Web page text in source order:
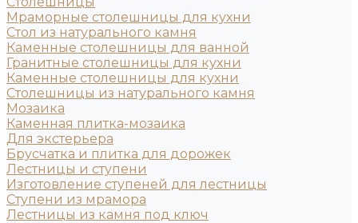
Мраморные столешницы для кухни
Стол из натурального камня
Каменные столешницы для ванной
Гранитные столешницы для кухни
Каменные столешницы для кухни
Столешницы из натурального камня
Мозаика
Каменная плитка-мозаика
Для экстерьера
Брусчатка и плитка для дорожек
Лестницы и ступени
Изготовление ступеней для лестницы
Ступени из мрамора
Лестницы из камня под ключ